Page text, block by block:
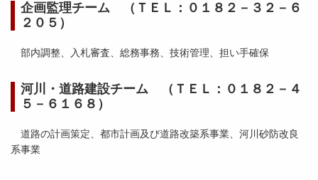
企画監理チーム （ＴＥＬ：０１８２－３２－６
２０５）
部内調整、入札審査、総務事務、技術管理、担い手確保
河川・道路建設チーム （ＴＥＬ：０１８２－４
５－６１６８）
道路の計画策定、都市計画及び道路改築系事業、河川砂防改良
系事業